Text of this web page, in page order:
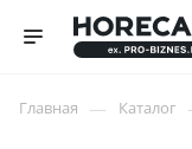
Главная — Каталог